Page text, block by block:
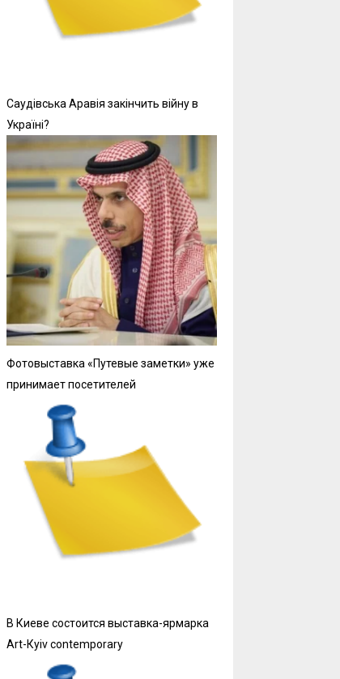
Саудівська Аравія закінчить війну в
Україні?
Фотовыставка «Путевые заметки» уже
принимает посетителей
В Киеве состоится выставка-ярмарка
Art-Кyiv contemporary